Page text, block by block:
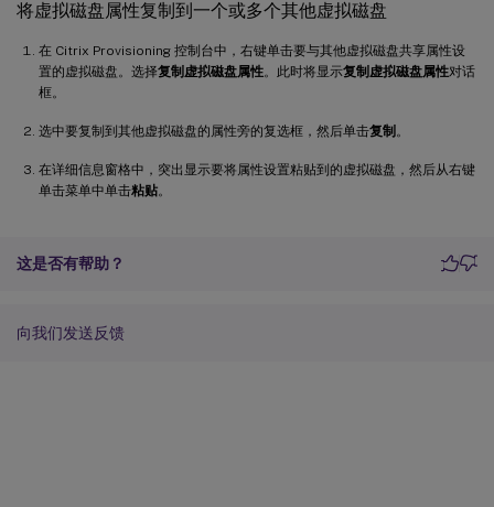
将虚拟磁盘属性复制到一个或多个其他虚拟磁盘
在 Citrix Provisioning 控制台中，右键单击要与其他虚拟磁盘共享属性设
置的虚拟磁盘。选择复制虚拟磁盘属性。此时将显示复制虚拟磁盘属性对话
框。
选中要复制到其他虚拟磁盘的属性旁的复选框，然后单击复制 。
在详细信息窗格中，突出显示要将属性设置粘贴到的虚拟磁盘，然后从右键
单击菜单中单击粘贴。
这是否有帮助？
向我们发送反馈